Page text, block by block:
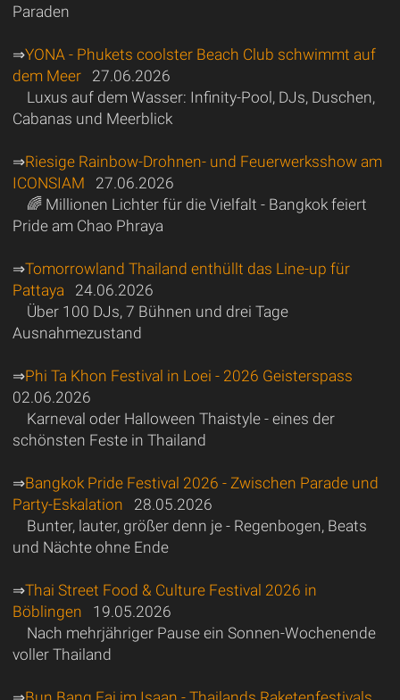
Paraden
⇒YONA - Phukets coolster Beach Club schwimmt auf
dem Meer27.06.2026
Luxus auf dem Wasser: Infinity-Pool, DJs, Duschen,
Cabanas und Meerblick
⇒Riesige Rainbow-Drohnen- und Feuerwerksshow am
ICONSIAM 27.06.2026
🌈 Millionen Lichter für die Vielfalt - Bangkok feiert
Pride am Chao Phraya
⇒Tomorrowland Thailand enthüllt das Line-up für
Pattaya 24.06.2026
Über 100 DJs, 7 Bühnen und drei Tage
Ausnahmezustand
⇒Phi Ta Khon Festival in Loei - 2026 Geisterspass
02.06.2026
Karneval oder Halloween Thaistyle - eines der
schönsten Feste in Thailand
⇒Bangkok Pride Festival 2026 - Zwischen Parade und
Party-Eskalation 28.05.2026
Bunter, lauter, größer denn je - Regenbogen, Beats
und Nächte ohne Ende
⇒Thai Street Food & Culture Festival 2026 in
Böblingen 19.05.2026
Nach mehrjähriger Pause ein Sonnen-Wochenende
voller Thailand